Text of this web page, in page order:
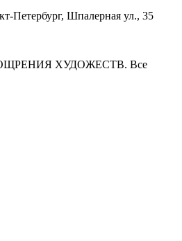
Петербург, Шпалерная ул., 35
ХУДОЖЕСТВ. Все